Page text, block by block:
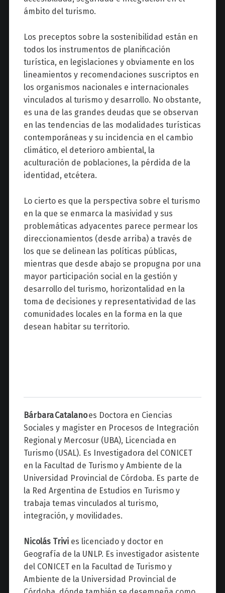
ámbito del turismo.
Los preceptos sobre la sostenibilidad están en
todos los instrumentos de planificación
turística, en legislaciones y obviamente en los
lineamientos y recomendaciones suscriptos en
los organismos nacionales e internacionales
vinculados al turismo y desarrollo. No obstante,
es una de las grandes deudas que se observan
en las tendencias de las modalidades turísticas
contemporáneas y su incidencia en el cambio
climático, el deterioro ambiental, la
aculturación de poblaciones, la pérdida de la
identidad, etcétera.
Lo cierto es que la perspectiva sobre el turismo
en la que se enmarca la masividad y sus
problemáticas adyacentes parece permear los
direccionamientos (desde arriba) a través de
los que se delinean las políticas públicas,
mientras que desde abajo se propugna por una
mayor participación social en la gestión y
desarrollo del turismo, horizontalidad en la
toma de decisiones y representatividad de las
comunidades locales en la forma en la que
desean habitar su territorio.
Bárbara Catalanoes Doctora en Ciencias
Sociales y magister en Procesos de Integración
Regional y Mercosur (UBA), Licenciada en
Turismo (USAL). Es Investigadora del CONICET
en la Facultad de Turismo y Ambiente de la
Universidad Provincial de Córdoba. Es parte de
la Red Argentina de Estudios en Turismo y
trabaja temas vinculados al turismo,
integración, y movilidades.
Nicolás Trivies licenciado y doctor en
Geografía de la UNLP. Es investigador asistente
del CONICET en la Facultad de Turismo y
Ambiente de la Universidad Provincial de